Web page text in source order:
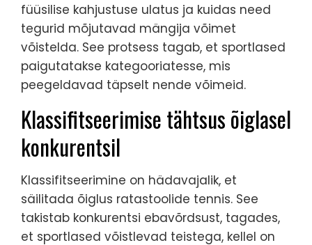
füüsilise kahjustuse ulatus ja kuidas need
tegurid mõjutavad mängija võimet
võistelda. See protsess tagab, et sportlased
paigutatakse kategooriatesse, mis
peegeldavad täpselt nende võimeid.
Klassifitseerimise tähtsus õiglasel
konkurentsil
Klassifitseerimine on hädavajalik, et
säilitada õiglus ratastoolide tennis. See
takistab konkurentsi ebavõrdsust, tagades,
et sportlased võistlevad teistega, kellel on